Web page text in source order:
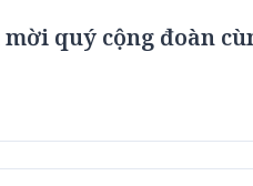
quý cộng đoàn